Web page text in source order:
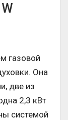
газовой
Она
две из
2,3 кВт
системой